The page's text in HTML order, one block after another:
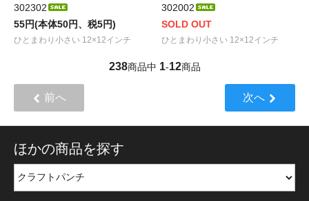
302302
55円(本体50円、税5円)
ひとまわり小さい 12×12インチ
302002
SOLD OUT
ひとまわり小さい 12×12インチ
238商品中 1-12商品
前へ 次へ
ほかの商品を探す